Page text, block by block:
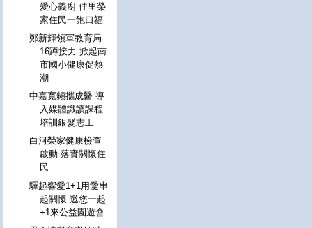
愛心義廚 佳里榮
家住民一飽口福
鄭新輝領軍教育局
16蹲接力 掀起南
市國小健康促熱
潮
中嘉寬頻攜成醫 導
入媒體識讀課程
培訓銀髮志工
白河榮家健康檢查
啟動 落實關懷住
民
驛起響愛1+1用愛串
起關懷 邀您一起
+1來公益園遊會